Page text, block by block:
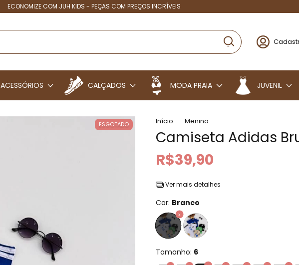
ECONOMIZE COM JUH KIDS - PEÇAS COM PREÇOS INCRÍVEIS
ACESSÓRIOS CALÇADOS MODA PRAIA JUVENIL
ESGOTADO Início Menino
Camiseta Adidas
R$39,90
Ver mais detalhes
Cor: Branco
Tamanho: 6